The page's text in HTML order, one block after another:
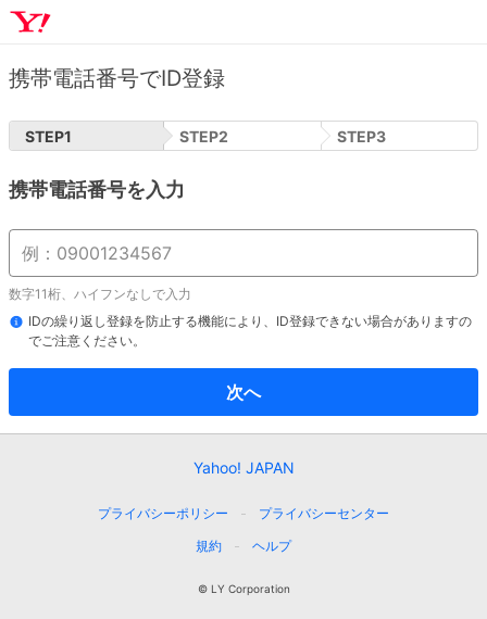
携帯電話番号でID登録
STEP1 STEP2 STEP3
携帯電話番号を入力
数字11桁、ハイフンなしで入力
IDの繰り返し登録を防止する機能により、ID登録できない場合がありますの
でご注意ください。
次へ
Yahoo! JAPAN
プライバシーポリシー
プライバシーセンター
規約
ヘルプ
© LY Corporation